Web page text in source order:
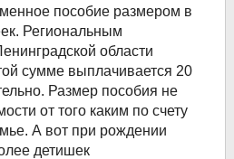
пособие размером в
Региональным
области
сумме выплачивается 20
Размер пособия не
от того каким по счету
А вот при рождении
детишек